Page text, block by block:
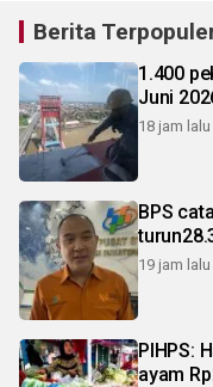
Berita
1.400
Juni
18 jam lalu
BPS
19 jam lalu
PIHPS:
ayam